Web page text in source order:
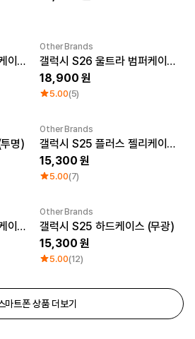
갤럭시 S26 플러스 범퍼케이스 (무광)
New
Other Brands
갤럭시 S26 울트라 범퍼케이스 (무광)
18,900
5.00(5)
명)
Other Brands
갤럭시 S25 플러스 젤리케이스 (투명)
15,300
5.00(7)
갤럭시 S25 울트라 젤리케이스 (투명)
Other Brands
갤럭시 S25 하드케이스 (무광)
15,300
5.00(12)
마트폰 상품 더보기